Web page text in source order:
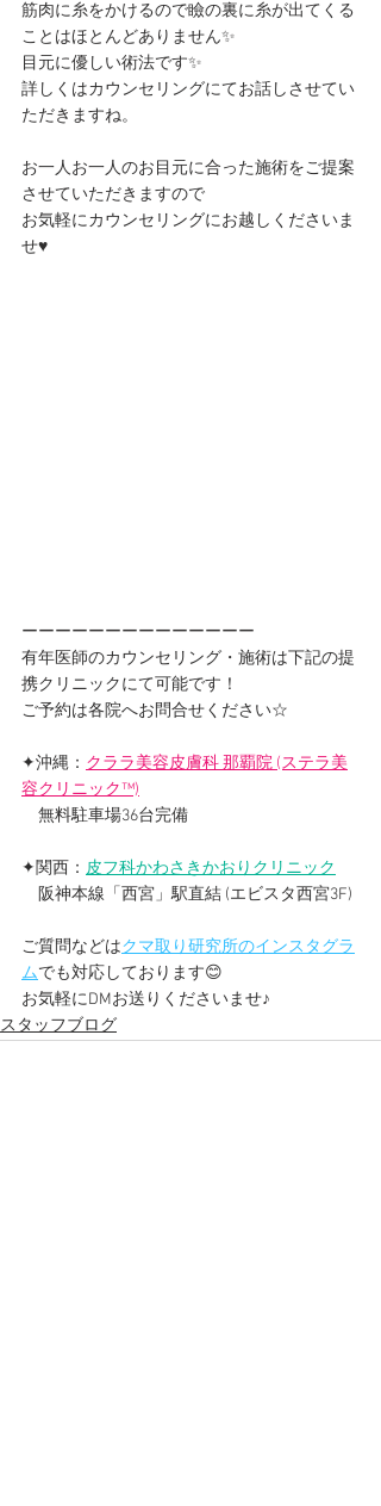
筋肉に糸をかけるので瞼の裏に糸が出てくる
ことはほとんどありません✨
目元に優しい術法です✨
詳しくはカウンセリングにてお話しさせてい
ただきますね。
お一人お一人のお目元に合った施術をご提案
させていただきますので
お気軽にカウンセリングにお越しくださいま
せ♥
ーーーーーーーーーーーーーー
有年医師のカウンセリング・施術は下記の提
携クリニックにて可能です！
ご予約は各院へお問合せください☆
✦沖縄： クララ美容皮膚科 那覇院 (ステラ美
容クリニック™)
無料駐車場36台完備
✦関西： 皮フ科かわさきかおりクリニック
阪神本線「西宮」駅直結 (エビスタ西宮3F)
ご質問などはクマ取り研究所のインスタグラ
ムでも対応しております😊
お気軽にDMお送りくださいませ♪
スタッフブログ